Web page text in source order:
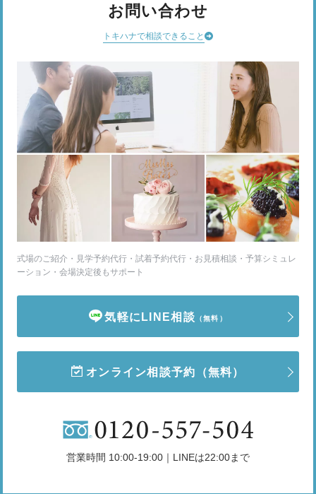
お問い合わせ
トキハナで相談できること
式場のご紹介・見学予約代行・試着予約代行・お見積相談・予算シミュレ
ーション・会場決定後もサポート
気軽にLINE相談 （無料）
オンライン相談予約 （無料）
営業時間 10:00-19:00｜LINEは22:00まで